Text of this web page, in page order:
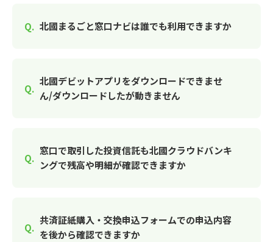
北國まるごと窓口ナビは誰でも利用できますか
北國デビットアプリをダウンロードできませ
ん/ダウンロードしたが動きません
窓口で取引した投資信託も北國クラウドバンキ
ングで残高や明細が確認できますか
共済証紙購入・交換申込フォームでの申込内容
を後から確認できますか